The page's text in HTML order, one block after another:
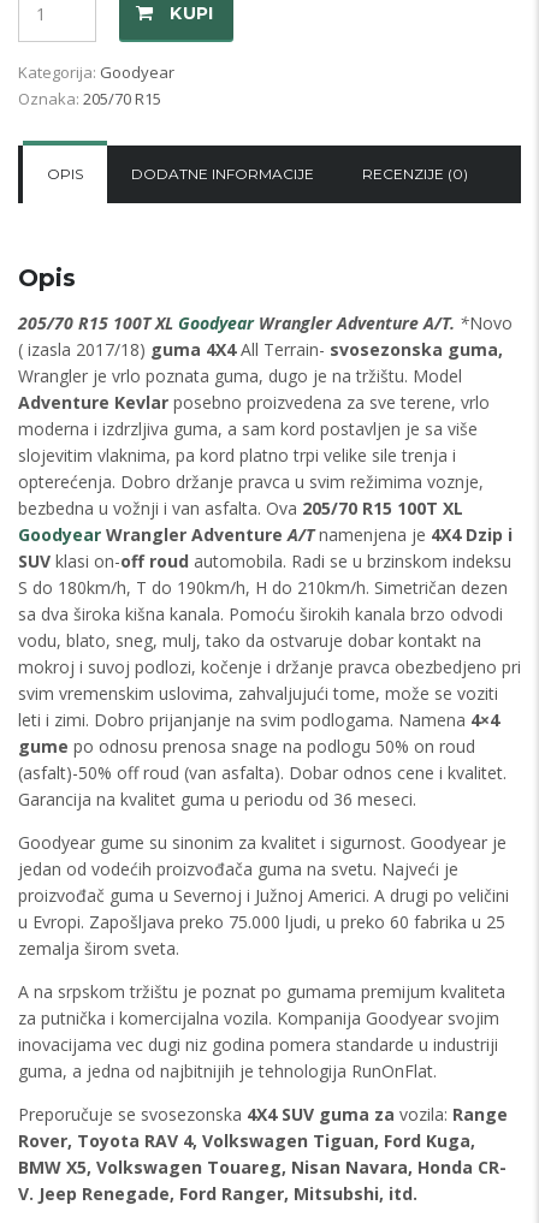
KUPI
Kategorija: Goodyear
Oznaka: 205/70 R15
OPIS DODATNE INFORMACIJE RECENZIJE (0)
Opis
205/70 R15 100T XL GoodyearWrangler Adventure A/T. *Novo
( izasla 2017/18) guma 4X4All Terrain- svosezonska guma,
Wrangler je vrlo poznata guma, dugo je na tržištu. Model
Adventure Kevlar posebno proizvedena za sve terene, vrlo
moderna i izdrzljiva guma, a sam kord postavljen je sa više
slojevitim vlaknima, pa kord platno trpi velike sile trenja i
opterećenja. Dobro držanje pravca u svim režimima voznje,
bezbedna u vožnji i van asfalta. Ova 205/70 R15 100T XL
Goodyear Wrangler Adventure A/Tnamenjena je 4X4 Dzip i
SUV klasi on-off roud automobila. Radi se u brzinskom indeksu
S do 180km/h, T do 190km/h, H do 210km/h. Simetričan dezen
sa dva široka kišna kanala. Pomoću širokih kanala brzo odvodi
vodu, blato, sneg, mulj, tako da ostvaruje dobar kontakt na
mokroj i suvoj podlozi, kočenje i držanje pravca obezbedjeno pri
svim vremenskim uslovima, zahvaljujući tome, može se voziti
leti i zimi. Dobro prijanjanje na svim podlogama. Namena 4×4
gume po odnosu prenosa snage na podlogu 50% on roud
(asfalt)-50% off roud (van asfalta). Dobar odnos cene i kvalitet.
Garancija na kvalitet guma u periodu od 36 meseci.
Goodyear gume su sinonim za kvalitet i sigurnost. Goodyear je
jedan od vodećih proizvođača guma na svetu. Najveći je
proizvođač guma u Severnoj i Južnoj Americi. A drugi po veličini
u Evropi. Zapošljava preko 75.000 ljudi, u preko 60 fabrika u 25
zemalja širom sveta.
A na srpskom tržištu je poznat po gumama premijum kvaliteta
za putnička i komercijalna vozila. Kompanija Goodyear svojim
inovacijama vec dugi niz godina pomera standarde u industriji
guma, a jedna od najbitnijih je tehnologija RunOnFlat.
Preporučuje se svosezonska 4X4 SUV guma za vozila: Range
Rover, Toyota RAV 4, Volkswagen Tiguan, Ford Kuga,
BMW X5, Volkswagen Touareg, Nisan Navara, Honda CR-
V. Jeep Renegade, Ford Ranger, Mitsubshi, itd.